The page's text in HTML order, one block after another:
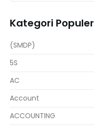
Kategori Populer
(SMDP)
5S
AC
Account
ACCOUNTING